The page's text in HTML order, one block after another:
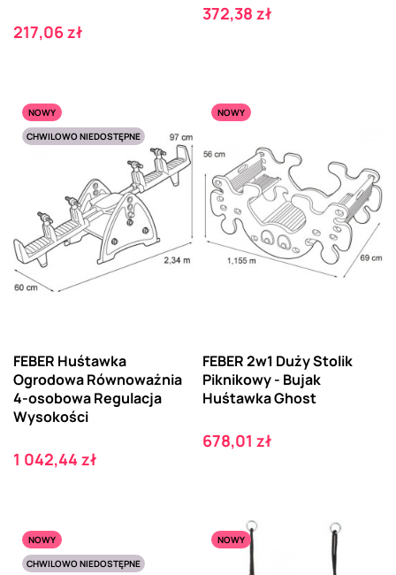
Cena
217,06 zł
Cena
372,38 zł
NOWY
CHWILOWO NIEDOSTĘPNE
FEBER Huśtawka
Ogrodowa Równoważnia
4-osobowa Regulacja
Wysokości
Cena
1 042,44 zł
NOWY
FEBER 2w1 Duży Stolik
Piknikowy - Bujak
Huśtawka Ghost
Cena
678,01 zł
NOWY
CHWILOWO NIEDOSTĘPNE
NOWY